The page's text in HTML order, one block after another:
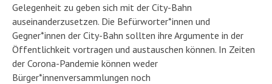
Gelegenheit zu geben sich mit der City-Bahn
auseinanderzusetzen. Die Befürworter*innen und
Gegner*innen der City-Bahn sollten ihre Argumente in der
Öffentlichkeit vortragen und austauschen können. In Zeiten
der Corona-Pandemie können weder
Bürger*innenversammlungen noch